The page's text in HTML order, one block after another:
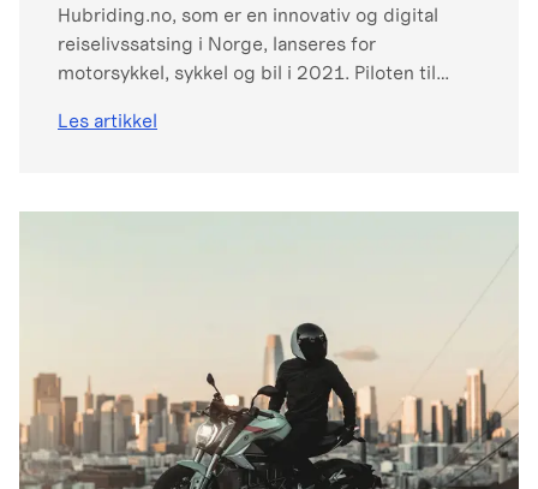
Hubriding.no, som er en innovativ og digital
reiselivssatsing i Norge, lanseres for
motorsykkel, sykkel og bil i 2021. Piloten til
konsekvens av Covid-19 krisen i fjor vår av
på veien som en skysstasjon i 1864, er nå
Les artikkel